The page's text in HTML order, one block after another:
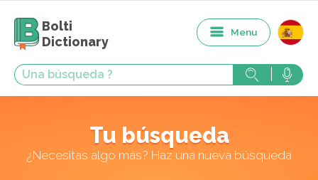
Bolti
Dictionary
Menu
Tu búsqueda
¿Necesitas algo más? Haz una nueva búsqueda